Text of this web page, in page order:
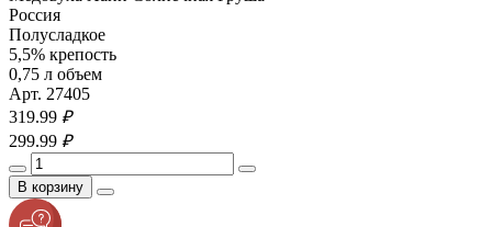
Россия
Полусладкое
5,5% крепость
0,75 л объем
Арт. 27405
319.99 ₽
299.99 ₽
В корзину